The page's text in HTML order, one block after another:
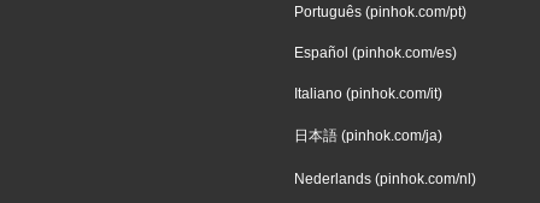
Português (pinhok.com/pt)
Español (pinhok.com/es)
Italiano (pinhok.com/it)
日本語 (pinhok.com/ja)
Nederlands (pinhok.com/nl)